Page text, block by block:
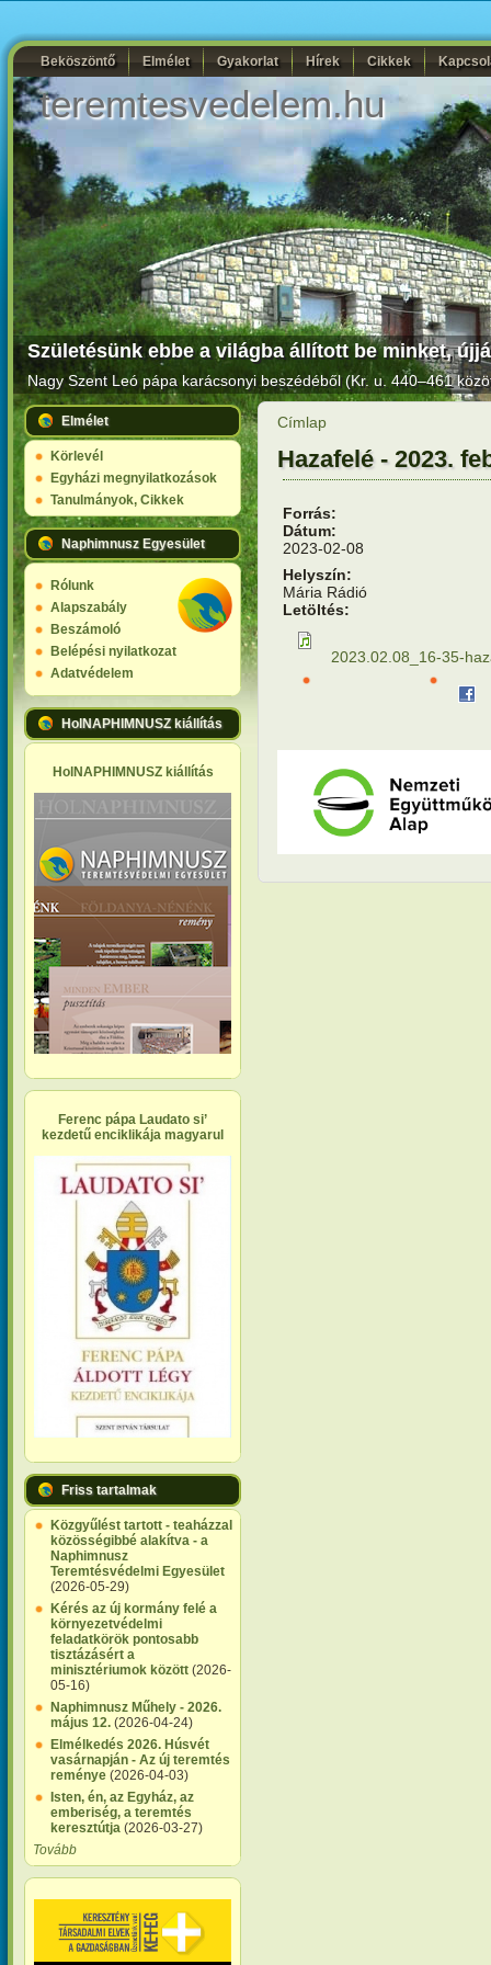
Beköszöntő Elmélet Gyakorlat Hírek Cikkek
teremtesvedelem.hu
Születésünk ebbe a világba állított be minket,
Nagy Szent Leó pápa karácsonyi beszédéből (Kr. u. 440–461
Elmélet
Körlevél
Egyházi megnyilatkozások
Tanulmányok, Cikkek
Naphimnusz Egyesület
Rólunk
Alapszabály
Beszámoló
Belépési nyilatkozat
Adatvédelem
HolNAPHIMNUSZ kiállítás
HolNAPHIMNUSZ kiállítás
Ferenc pápa Laudato si’
kezdetű enciklikája magyarul
Friss tartalmak
Közgyűlést tartott - teaházzal
közösségibbé alakítva - a
Naphimnusz
Teremtésvédelmi Egyesület
(2026-05-29)
Kérés az új kormány felé a
környezetvédelmi
feladatkörök pontosabb
tisztázásért a
minisztériumok között (2026-
05-16)
Naphimnusz Műhely - 2026.
május 12. (2026-04-24)
Elmélkedés 2026. Húsvét
vasárnapján - Az új teremtés
reménye (2026-04-03)
Isten, én, az Egyház, az
emberiség, a teremtés
keresztútja (2026-03-27)
Tovább
Címlap
Hazafelé - 2023.
Forrás:
Dátum:
2023-02-08
Helyszín:
Mária Rádió
Letöltés:
2023.02.08_16-35-